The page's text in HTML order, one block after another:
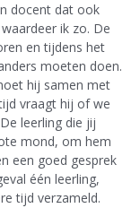
docent dat ook
ik zo. De
en tijdens het
moeten doen.
hij samen met
vraagt hij of we
leerling die jij
mond, om hem
een goed gesprek
één leerling,
tijd verzameld.